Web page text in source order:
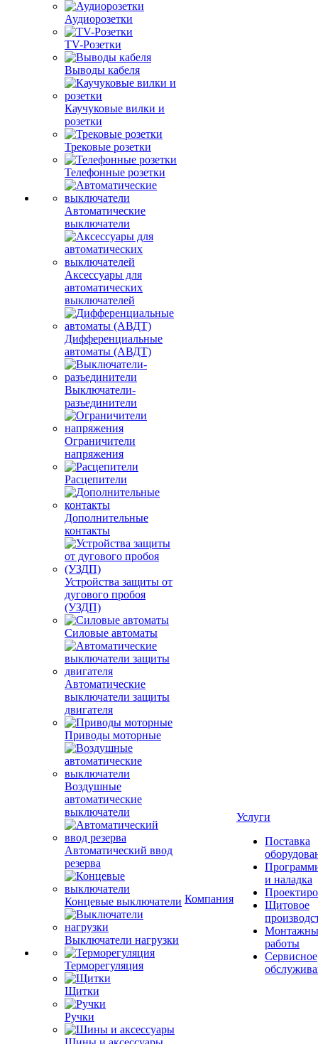
Аудиорозетки
TV-Розетки
Выводы кабеля
Каучуковые вилки и
розетки
Трековые розетки
Телефонные розетки
Автоматические
выключатели
Аксессуары для
автоматических
выключателей
Дифференциальные
автоматы (АВДТ)
Выключатели-
разъединители
Ограничители
напряжения
Расцепители
Дополнительные
контакты
Устройства защиты от
дугового пробоя
(УЗДП)
Силовые автоматы
Автоматические
выключатели защиты
двигателя
Приводы моторные
Воздушные
автоматические
выключатели
Автоматический ввод
резерва
Концевые выключатели
Выключатели нагрузки
Терморегуляция
Щитки
Ручки
Компания
Услуги
Поставка
и наладка
Щитовое
работы
Сервисное